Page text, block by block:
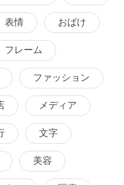
表情 おばけ
フレーム
ファッション
メディア
文字
美容